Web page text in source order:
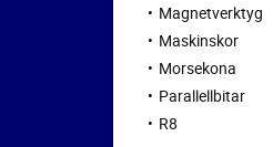
Magnetverktyg
Maskinskor
Morsekona
Parallellbitar
R8